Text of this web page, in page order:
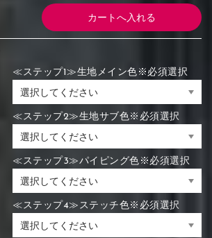
≪ステップ1≫生地メイン色※必須選択
≪ステップ2≫生地サブ色※必須選択
≪ステップ3≫パイピング色※必須選択
≪ステップ4≫ステッチ色※必須選択